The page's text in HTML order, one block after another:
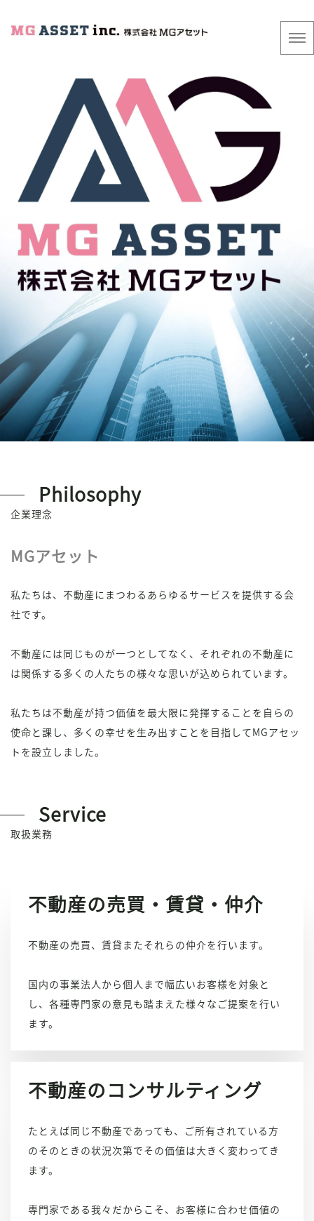
Philosophy
企業理念
MGアセット
私たちは、不動産にまつわるあらゆるサービスを提供する会
社です。
不動産には同じものが一つとしてなく、それぞれの不動産に
は関係する多くの人たちの様々な思いが込められています。
私たちは不動産が持つ価値を最大限に発揮することを自らの
使命と課し、多くの幸せを生み出すことを目指してMGアセッ
トを設立しました。
Service
取扱業務
不動産の売買・賃貸・仲介
不動産の売買、賃貸またそれらの仲介を行います。
国内の事業法人から個人まで幅広いお客様を対象と
し、各種専門家の意見も踏まえた様々なご提案を行い
ます。
不動産のコンサルティング
たとえば同じ不動産であっても、ご所有されている方
のそのときの状況次第でその価値は大きく変わってき
ます。
専門家である我々だからこそ、お客様に合わせ価値の